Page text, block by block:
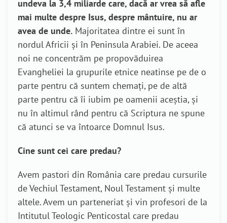
undeva la 3,4 miliarde care, dacă ar vrea să afle
mai multe despre Isus, despre mântuire, nu ar
avea de unde. Majoritatea dintre ei sunt în
nordul Africii și în Peninsula Arabiei. De aceea
noi ne concentrăm pe propovăduirea
Evangheliei la grupurile etnice neatinse pe de o
parte pentru că suntem chemați, pe de altă
parte pentru că îi iubim pe oamenii aceștia, și
nu în altimul rând pentru că Scriptura ne spune
că atunci se va întoarce Domnul Isus.
Cine sunt cei care predau?
Avem pastori din România care predau cursurile
de Vechiul Testament, Noul Testament și multe
altele. Avem un parteneriat și vin profesori de la
Intitutul Teologic Penticostal care predau